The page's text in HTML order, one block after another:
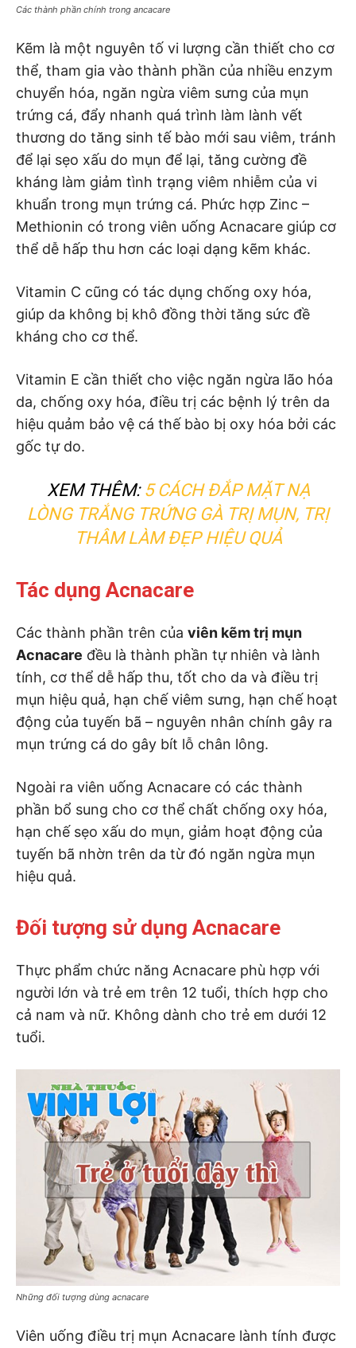
Các thành phần chính trong ancacare
Kẽm là một nguyên tố vi lượng cần thiết cho cơ
thể, tham gia vào thành phần của nhiều enzym
chuyển hóa, ngăn ngừa viêm sưng của mụn
trứng cá, đẩy nhanh quá trình làm lành vết
thương do tăng sinh tế bào mới sau viêm, tránh
để lại sẹo xấu do mụn để lại, tăng cường đề
kháng làm giảm tình trạng viêm nhiễm của vi
khuẩn trong mụn trứng cá. Phức hợp Zinc –
Methionin có trong viên uống Acnacare giúp cơ
thể dễ hấp thu hơn các loại dạng kẽm khác.
Vitamin C cũng có tác dụng chống oxy hóa,
giúp da không bị khô đồng thời tăng sức đề
kháng cho cơ thể.
Vitamin E cần thiết cho việc ngăn ngừa lão hóa
da, chống oxy hóa, điều trị các bệnh lý trên da
hiệu quảm bảo vệ cá thế bào bị oxy hóa bởi các
gốc tự do.
XEM THÊM: 5 CÁCH ĐẮP MẶT NẠ
LÒNG TRẮNG TRỨNG GÀ TRỊ MỤN, TRỊ
THÂM LÀM ĐẸP HIỆU QUẢ
Tác dụng Acnacare
Các thành phần trên của viên kẽm trị mụn
Acnacare đều là thành phần tự nhiên và lành
tính, cơ thể dễ hấp thu, tốt cho da và điều trị
mụn hiệu quả, hạn chế viêm sưng, hạn chế hoạt
động của tuyến bã – nguyên nhân chính gây ra
mụn trứng cá do gây bít lỗ chân lông.
Ngoài ra viên uống Acnacare có các thành
phần bổ sung cho cơ thể chất chống oxy hóa,
hạn chế sẹo xấu do mụn, giảm hoạt động của
tuyến bã nhờn trên da từ đó ngăn ngừa mụn
hiệu quả.
Đối tượng sử dụng Acnacare
Thực phẩm chức năng Acnacare phù hợp với
người lớn và trẻ em trên 12 tuổi, thích hợp cho
cả nam và nữ. Không dành cho trẻ em dưới 12
tuổi.
Những đối tượng dùng acnacare
Viên uống điều trị mụn Acnacare lành tính được